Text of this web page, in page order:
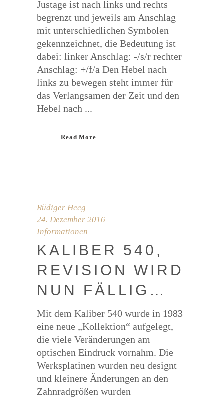
Justage ist nach links und rechts
begrenzt und jeweils am Anschlag
mit unterschiedlichen Symbolen
gekennzeichnet, die Bedeutung ist
dabei: linker Anschlag: -/s/r rechter
Anschlag: +/f/a Den Hebel nach
links zu bewegen steht immer für
das Verlangsamen der Zeit und den
Hebel nach
Read More
Rüdiger Heeg
24. Dezember 2016
Informationen
KALI­BER 540,
REVI­SI­ON WIRD
NUN FÄLLIG…
Mit dem Kaliber 540 wurde in 1983
eine neue „Kollektion“ aufgelegt,
die viele Veränderungen am
optischen Eindruck vornahm. Die
Werksplatinen wurden neu designt
und kleinere Änderungen an den
Zahnradgrößen wurden